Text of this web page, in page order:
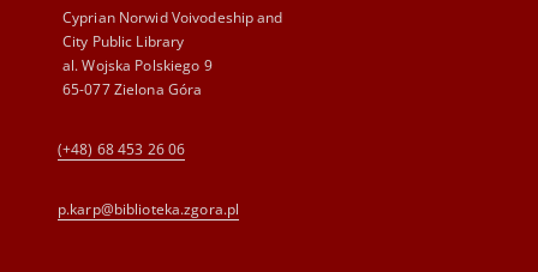
Cyprian Norwid Voivodeship and
City Public Library
al. Wojska Polskiego 9
65-077 Zielona Góra
(+48) 68 453 26 06
p.karp@biblioteka.zgora.pl